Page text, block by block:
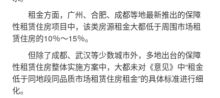
租金方面，广州、合肥、成都等地最新推出的保障
性租赁住房项目中，该类房源租金大都低于周围市场租
赁住房的10％～15％。
但除了成都、武汉等少数城市外，多地出台的保障
性租赁住房整体实施方案中，大都未对《意见》中“租金
低于同地段同品质市场租赁住房租金”的具体标准进行细
化。